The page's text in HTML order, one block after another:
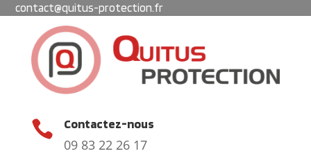
contact@quitus-protection.fr
 Contactez-nous
09 83 22 26 17